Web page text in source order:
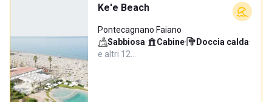
Ke'e Beach
Pontecagnano Faiano
Sabbiosa· Cabine· Doccia calda·
e altri 12…